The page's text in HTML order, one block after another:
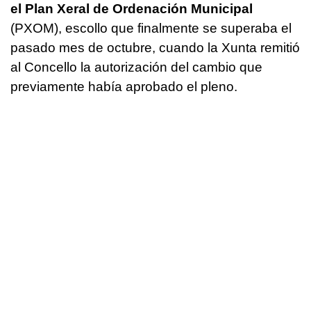
el Plan Xeral de Ordenación Municipal
(PXOM), escollo que finalmente se superaba el
pasado mes de octubre, cuando la Xunta remitió
al Concello la autorización del cambio que
previamente había aprobado el pleno.